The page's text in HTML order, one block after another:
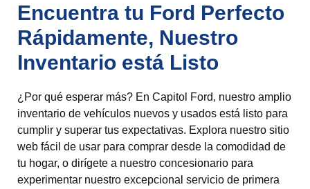
Encuentra tu Ford Perfecto
Rápidamente, Nuestro
Inventario está Listo
¿Por qué esperar más? En Capitol Ford, nuestro amplio
inventario de vehículos nuevos y usados está listo para
cumplir y superar tus expectativas. Explora nuestro sitio
web fácil de usar para comprar desde la comodidad de
tu hogar, o dirígete a nuestro concesionario para
experimentar nuestro excepcional servicio de primera